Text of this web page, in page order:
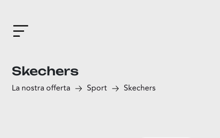
Skechers
La nostra offerta Sport Skechers